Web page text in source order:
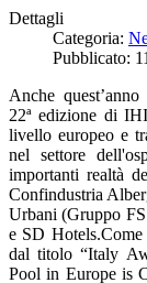
Dettagli
Categoria:
Pubblicato:
Anche
22ª edizione di
livello europeo e
nel settore
importanti realtà
Confindustria
Urbani (Gruppo
e SD Hotels.Come
dal titolo “Italy
Pool in Europe is